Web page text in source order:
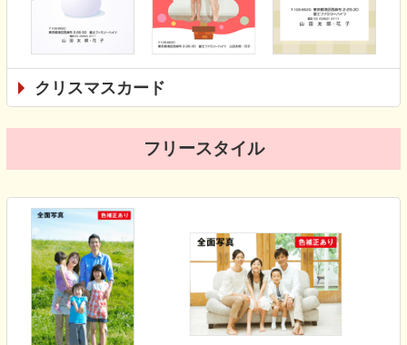
クリスマスカード
フリースタイル